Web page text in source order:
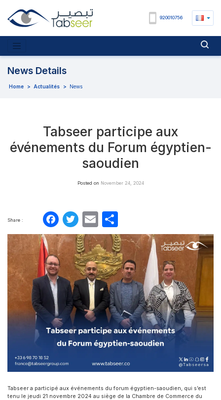
920010756
News Details
Home > Actualités > News
Tabseer participe aux
événements du Forum égyptien-
saoudien
Posted on November 24, 2024
Share : Facebook
Twitter
Email
Tabseer a participé aux événements du forum égyptien-saoudien, qui s’est
tenu le jeudi 21 novembre 2024 au siège de la Chambre de Commerce du